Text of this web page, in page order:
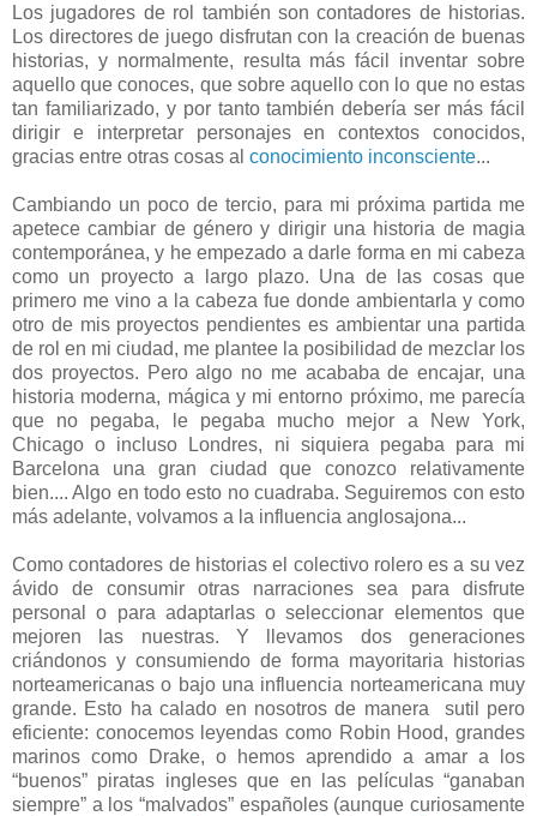
Los jugadores de rol también son contadores de historias.
Los directores de juego disfrutan con la creación de buenas
historias, y normalmente, resulta más fácil inventar sobre
aquello que conoces, que sobre aquello con lo que no estas
tan familiarizado, y por tanto también debería ser más fácil
dirigir e interpretar personajes en contextos conocidos,
gracias entre otras cosas al conocimiento inconsciente...
Cambiando un poco de tercio, para mi próxima partida me
apetece cambiar de género y dirigir una historia de magia
contemporánea, y he empezado a darle forma en mi cabeza
como un proyecto a largo plazo. Una de las cosas que
primero me vino a la cabeza fue donde ambientarla y como
otro de mis proyectos pendientes es ambientar una partida
de rol en mi ciudad, me plantee la posibilidad de mezclar los
dos proyectos. Pero algo no me acababa de encajar, una
historia moderna, mágica y mi entorno próximo, me parecía
que no pegaba, le pegaba mucho mejor a New York,
Chicago o incluso Londres, ni siquiera pegaba para mi
Barcelona una gran ciudad que conozco relativamente
bien.... Algo en todo esto no cuadraba. Seguiremos con esto
más adelante, volvamos a la influencia anglosajona...
Como contadores de historias el colectivo rolero es a su vez
ávido de consumir otras narraciones sea para disfrute
personal o para adaptarlas o seleccionar elementos que
mejoren las nuestras. Y llevamos dos generaciones
criándonos y consumiendo de forma mayoritaria historias
norteamericanas o bajo una influencia norteamericana muy
grande. Esto ha calado en nosotros de manera sutil pero
eficiente: conocemos leyendas como Robin Hood, grandes
marinos como Drake, o hemos aprendido a amar a los
“buenos” piratas ingleses que en las películas “ganaban
siempre” a los “malvados” españoles (aunque curiosamente